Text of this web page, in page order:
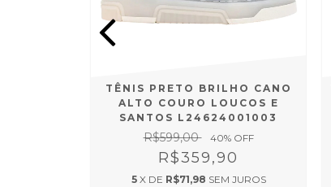
TÊNIS PRETO BRILHO CANO
ALTO COURO LOUCOS E
SANTOS L24624001003
R$599,00 40% OFF
R$359,90
5 X DE R$71,98 SEM JUROS